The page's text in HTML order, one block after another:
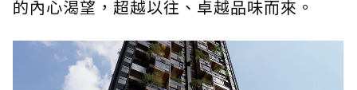
的內心渴望，超越以往、卓越品味而來。